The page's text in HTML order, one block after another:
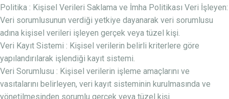
Politika : Kişisel Verileri Saklama ve İmha Politikası Veri İşleyen:
Veri sorumlusunun verdiği yetkiye dayanarak veri sorumlusu
adına kişisel verileri işleyen gerçek veya tüzel kişi.
Veri Kayıt Sistemi : Kişisel verilerin belirli kriterlere göre
yapılandırılarak işlendiği kayıt sistemi.
Veri Sorumlusu : Kişisel verilerin işleme amaçlarını ve
vasıtalarını belirleyen, veri kayıt sisteminin kurulmasında ve
yönetilmesinden sorumlu gerçek veya tüzel kişi.